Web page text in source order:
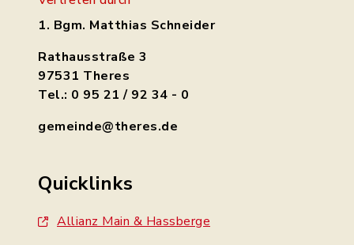
1. Bgm. Matthias Schneider
Rathausstraße 3
97531 Theres
Tel.: 0 95 21 / 92 34 - 0
gemeinde@theres.de
Quicklinks
Allianz Main & Hassberge